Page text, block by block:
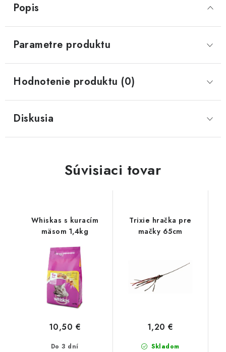
Popis
Parametre produktu
Hodnotenie produktu (0)
Diskusia
Súvisiaci tovar
Whiskas s kuracím
mäsom 1,4kg
Do 3 dní
10,50 €
Trixie hračka pre
mačky 65cm
Skladom
1,20 €